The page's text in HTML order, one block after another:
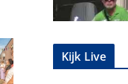
Kijk Live